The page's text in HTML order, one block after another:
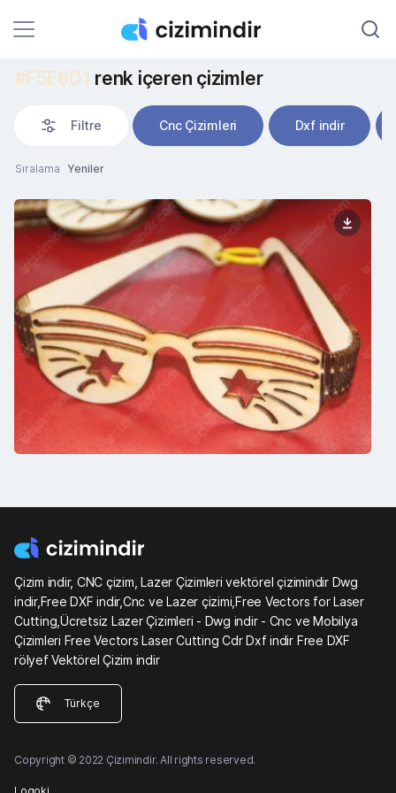
#F5E6D1 renk içeren çizimler
Filtre Cnc Çizimleri Dxf indir
Sıralama Yeniler
Çizim indir, CNC çizim, Lazer Çizimleri vektörel çizimindir Dwg
indir,Free DXF indir,Cnc ve Lazer çizimi,Free Vectors for Laser
Cutting,Ücretsiz Lazer Çizimleri - Dwg indir - Cnc ve Mobilya
Çizimleri Free Vectors Laser Cutting Cdr Dxf indir Free DXF
rölyef Vektörel Çizim indir
Türkçe
Copyright © 2022 Çizimindir. All rights reserved.